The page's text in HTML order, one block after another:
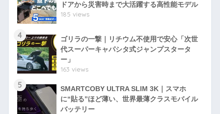
ドアから災害時まで大活躍する高性能モデル
185 views
4
ゴリラの一撃｜リチウム不使用で安心「次世
代スーパーキャパシタ式ジャンプスタータ
ー」
163 views
5
SMARTCOBY ULTRA SLIM 3K｜スマホ
に“貼る”ほど薄い、世界最薄クラスモバイル
バッテリー